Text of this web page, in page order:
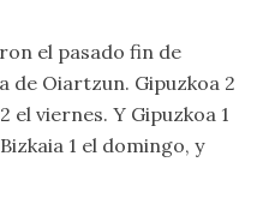
el pasado fin de
de Oiartzun. Gipuzkoa 2
viernes. Y Gipuzkoa 1
1 el domingo, y